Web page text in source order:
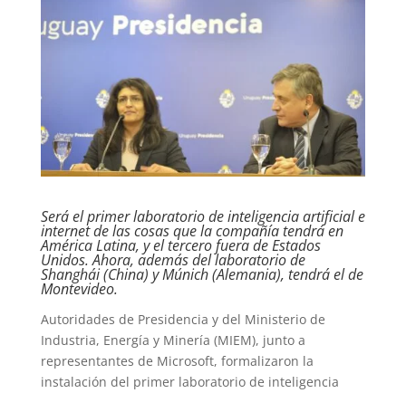
Será el primer laboratorio de inteligencia artificial e
internet de las cosas que la compañía tendrá en
América Latina, y el tercero fuera de Estados
Unidos. Ahora, además del laboratorio de
Shanghái (China) y Múnich (Alemania), tendrá el de
Montevideo.
Autoridades de Presidencia y del Ministerio de
Industria, Energía y Minería (MIEM), junto a
representantes de Microsoft, formalizaron la
instalación del primer laboratorio de inteligencia